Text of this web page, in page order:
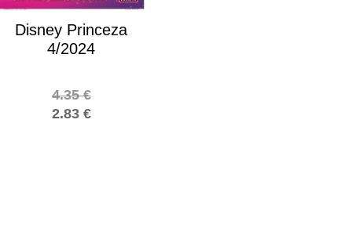
Disney Princeza
4/2024
2.83 €
4.35€